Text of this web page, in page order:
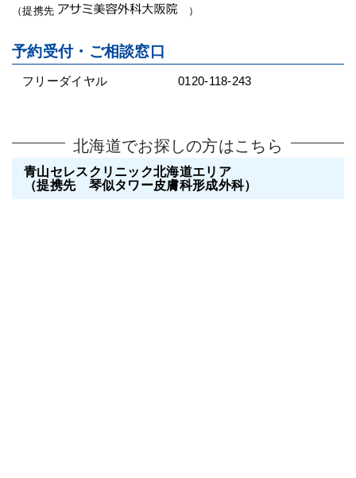
（提携先
）
予約受付・ご相談窓口
フリーダイヤル 0120-118-243
北海道でお探しの方はこちら
青山セレスクリニック北海道エリア
（提携先 琴似タワー皮膚科形成外科）